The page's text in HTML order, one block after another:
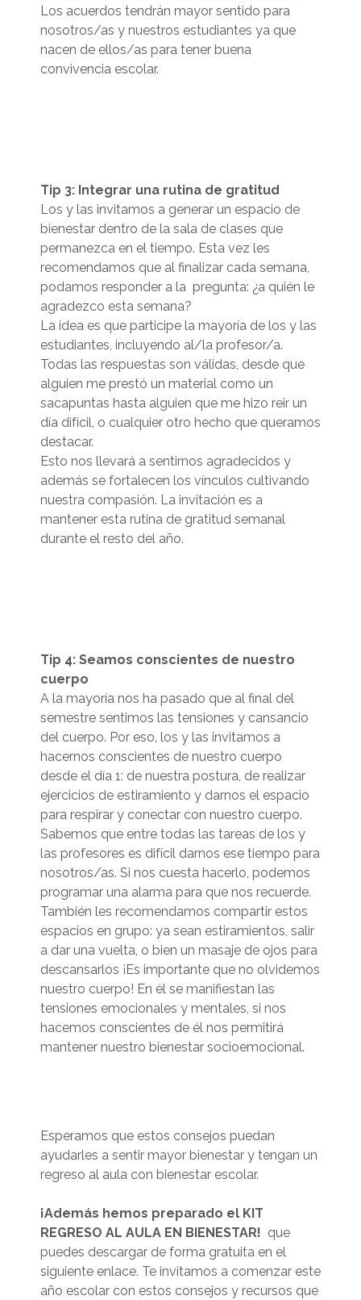
Los acuerdos tendrán mayor sentido para
nosotros/as y nuestros estudiantes ya que
nacen de ellos/as para tener buena
convivencia escolar.
Tip 3: Integrar una rutina de gratitud
Los y las invitamos a generar un espacio de
bienestar dentro de la sala de clases que
permanezca en el tiempo. Esta vez les
recomendamos que al finalizar cada semana,
podamos responder a la pregunta: ¿a quién le
agradezco esta semana?
La idea es que participe la mayoría de los y las
estudiantes, incluyendo al/la profesor/a.
Todas las respuestas son válidas, desde que
alguien me prestó un material como un
sacapuntas hasta alguien que me hizo reir un
día difícil, o cualquier otro hecho que queramos
destacar.
Esto nos llevará a sentirnos agradecidos y
además se fortalecen los vínculos cultivando
nuestra compasión. La invitación es a
mantener esta rutina de gratitud semanal
durante el resto del año.
Tip 4: Seamos conscientes de nuestro
cuerpo
A la mayoría nos ha pasado que al final del
semestre sentimos las tensiones y cansancio
del cuerpo. Por eso, los y las invitamos a
hacernos conscientes de nuestro cuerpo
desde el día 1: de nuestra postura, de realizar
ejercicios de estiramiento y darnos el espacio
para respirar y conectar con nuestro cuerpo.
Sabemos que entre todas las tareas de los y
las profesores es difícil darnos ese tiempo para
nosotros/as. Si nos cuesta hacerlo, podemos
programar una alarma para que nos recuerde.
También les recomendamos compartir estos
espacios en grupo: ya sean estiramientos, salir
a dar una vuelta, o bien un masaje de ojos para
descansarlos ¡Es importante que no olvidemos
nuestro cuerpo! En él se manifiestan las
tensiones emocionales y mentales, si nos
hacemos conscientes de él nos permitirá
mantener nuestro bienestar socioemocional.
Esperamos que estos consejos puedan
ayudarles a sentir mayor bienestar y tengan un
regreso al aula con bienestar escolar.
¡Además hemos preparado el KIT
REGRESO AL AULA EN BIENESTAR! que
puedes descargar de forma gratuita en el
siguiente enlace. Te invitamos a comenzar este
año escolar con estos consejos y recursos que